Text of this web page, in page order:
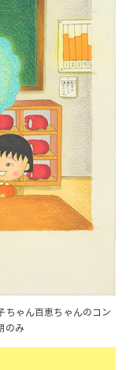
ちゃん百恵ちゃんのコン
のみ